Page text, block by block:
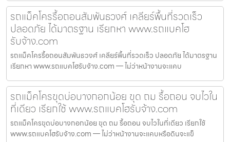
รถแม็คโครรื้อถอนสัมพันธวงศ์ เคลียร์พื้นที่รวดเร็ว
ปลอดภัย ได้มาตรฐาน เรียกหา www.รถแบคโฮ
รับจ้าง.com
รถแม็คโครรื้อถอนสัมพันธวงศ์ เคลียร์พื้นที่รวดเร็ว ปลอดภัย ได้มาตรฐาน
เรียกหา www.รถแบคโฮรับจ้าง.com — ไม่ว่าหน้างานจะแคบ
รถแม็คโครขุดบ่อบางกอกน้อย ขุด ถม รื้อถอน จบไวใน
ที่เดียว เรียกใช้ www.รถแบคโฮรับจ้าง.com
รถแม็คโครขุดบ่อบางกอกน้อย ขุด ถม รื้อถอน จบไวในที่เดียว เรียกใช้
www.รถแบคโฮรับจ้าง.com — ไม่ว่าหน้างานจะแคบหรือดินจะแข็